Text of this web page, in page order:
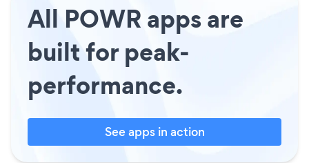
All POWR apps are
built for peak-
performance.
See apps in action